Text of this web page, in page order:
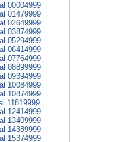
00004999
01479999
02649999
03874999
05294999
06414999
07764999
08899999
09394999
10084999
10874999
11819999
12414999
13409999
14389999
15374999